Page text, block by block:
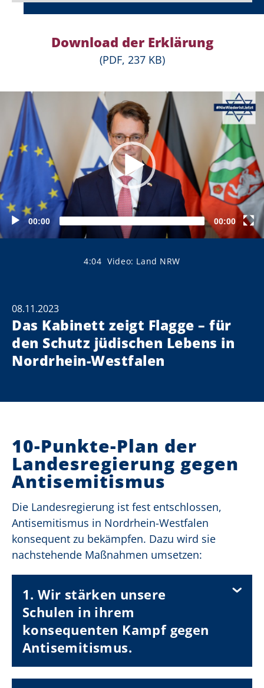
Download der Erklärung
(PDF, 237 KB)
Video-Player
00:00 00:00
4:04 Video: Land NRW
08.11.2023
Das Kabinett zeigt Flagge – für
den Schutz jüdischen Lebens in
Nordrhein-Westfalen
10-Punkte-Plan der
Landesregierung gegen
Antisemitismus
Die Landesregierung ist fest entschlossen,
Antisemitismus in Nordrhein-Westfalen
konsequent zu bekämpfen. Dazu wird sie
nachstehende Maßnahmen umsetzen:
1. Wir stärken unsere
Schulen in ihrem
konsequenten Kampf gegen
Antisemitismus.